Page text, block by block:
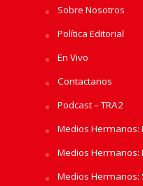
Sobre Nosotros
Política Editorial
En Vivo
Contactanos
Podcast – TRA2
Medios Hermanos:
Medios Hermanos:
Medios Hermanos: